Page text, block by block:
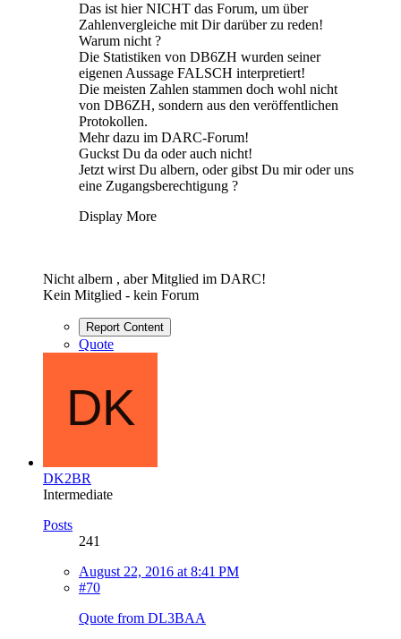
Das ist hier NICHT das Forum, um über
Zahlenvergleiche mit Dir darüber zu reden!
Warum nicht ?
Die Statistiken von DB6ZH wurden seiner
eigenen Aussage FALSCH interpretiert!
Die meisten Zahlen stammen doch wohl nicht
von DB6ZH, sondern aus den veröffentlichen
Protokollen.
Mehr dazu im DARC-Forum!
Guckst Du da oder auch nicht!
Jetzt wirst Du albern, oder gibst Du mir oder uns
eine Zugangsberechtigung ?
Display More
Nicht albern , aber Mitglied im DARC!
Kein Mitglied - kein Forum
Report Content
Quote
DK2BR
Intermediate
Posts
241
August 22, 2016 at 8:41 PM
#70
Quote from DL3BAA